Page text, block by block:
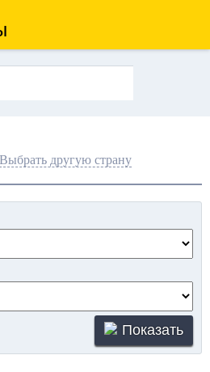
Выбрать другую страну
Показать